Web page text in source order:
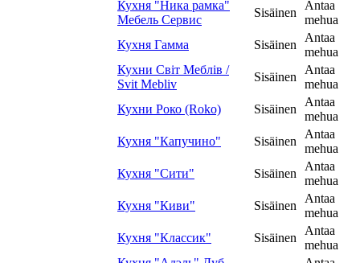
Кухня "Ника рамка"
Мебель Сервис
Sisäinen
Antaa
mehua
Кухня Гамма
Sisäinen
Antaa
mehua
Кухни Світ Меблів /
Svit Mebliv
Sisäinen
Antaa
mehua
Кухни Роко (Roko)
Sisäinen
Antaa
mehua
Кухня "Капучино"
Sisäinen
Antaa
mehua
Кухня "Сити"
Sisäinen
Antaa
mehua
Кухня "Киви"
Sisäinen
Antaa
mehua
Кухня "Классик"
Sisäinen
Antaa
mehua